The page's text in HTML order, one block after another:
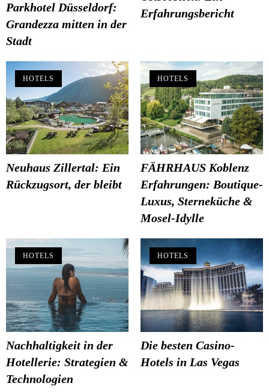
Parkhotel Düsseldorf:
Grandezza mitten in der
Stadt
Erfahrungsbericht
HOTELS
Neuhaus Zillertal: Ein
Rückzugsort, der bleibt
HOTELS
FÄHRHAUS Koblenz
Erfahrungen: Boutique-
Luxus, Sterneküche &
Mosel-Idylle
HOTELS
Nachhaltigkeit in der
Hotellerie: Strategien &
Technologien
HOTELS
Die besten Casino-
Hotels in Las Vegas